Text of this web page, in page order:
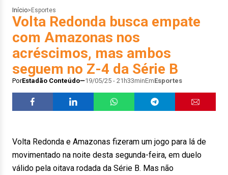
Início> Esportes
Volta Redonda busca empate
com Amazonas nos
acréscimos, mas ambos
seguem no Z-4 da Série B
PorEstadão Conteúdo 19/05/25 - 21h33minEmEsportes
Volta Redonda e Amazonas fizeram um jogo para lá de
movimentado na noite desta segunda-feira, em duelo
válido pela oitava rodada da Série B. Mas não